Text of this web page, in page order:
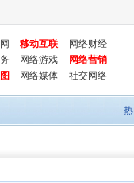
移动互联
网络财经
网络游戏
网络营销
网络媒体 社交网络